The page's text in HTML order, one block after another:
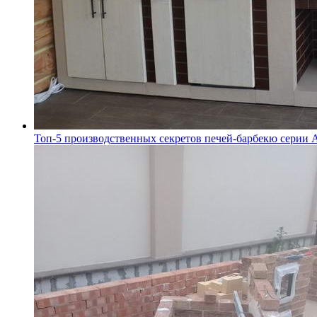
Топ-5 производственных секретов печей-барбекю серии